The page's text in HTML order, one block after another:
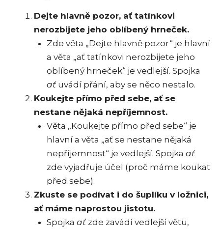
Dejte hlavně pozor, ať tatínkovi
nerozbijete jeho oblíbený hrneček.
Zde věta „Dejte hlavně pozor“ je hlavní
a věta „ať tatínkovi nerozbijete jeho
oblíbený hrneček“ je vedlejší. Spojka
aťuvádí přání, aby se něco nestalo.
Koukejte přímo před sebe, ať se
nestane nějaká nepříjemnost.
Věta „Koukejte přímo před sebe“ je
hlavní a věta „ať se nestane nějaká
nepříjemnost“ je vedlejší. Spojka ať
zde vyjadřuje účel (proč máme koukat
před sebe).
Zkuste se podívat i do šuplíku v ložnici,
ať máme naprostou jistotu.
Spojka aťzde zavádí vedlejší větu,